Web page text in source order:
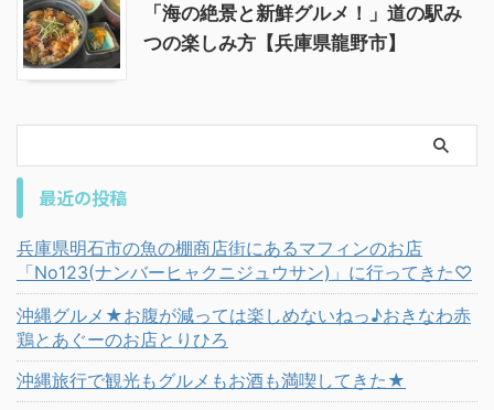
「海の絶景と新鮮グルメ！」道の駅み
つの楽しみ方【兵庫県龍野市】
最近の投稿
兵庫県明石市の魚の棚商店街にあるマフィンのお店
「No123(ナンバーヒャクニジュウサン)」に行ってきた♡
沖縄グルメ★お腹が減っては楽しめないねっ♪おきなわ赤
鶏とあぐーのお店とりひろ
沖縄旅行で観光もグルメもお酒も満喫してきた★